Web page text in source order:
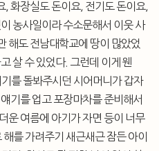
화장실도 돈이요, 전기도 돈이요,
농사일이라 수소문해서 이웃 사
해도 전남대학교에 땅이 많았었
살 수 있었다. 그런데 이게 웬
를 돌봐주시던 시어머니가 갑자
기를 업고 포장마차를 준비해서
운 여름에 아기가 자면 등이 너무
를 가려주기 새근새근 잠든 아이